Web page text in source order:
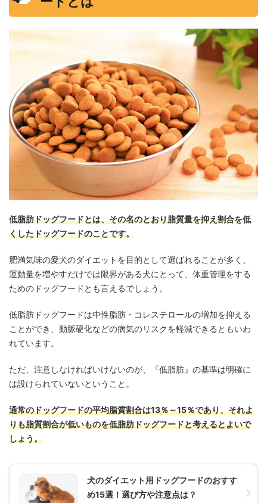
低脂肪ドッグフードとは、その名のとおり脂質量を抑え割合を低
くしたドッグフードのことです。
肥満気味の愛犬のダイエットを目的として選ばれることが多く、
運動量を増やすだけでは限界がある犬にとって、体重管理をする
ためのドッグフードとも言えるでしょう。
低脂肪ドッグフードは中性脂肪・コレステロールの増加を抑える
ことができ、動脈硬化などの病気のリスクを軽減できるともいわ
れています。
ただ、注意しなければいけないのが、『低脂肪』の基準は明確に
は設けられていないということ。
通常のドッグフードの平均脂質割合は13％～15％であり、それよ
りも脂質割合が低いものを低脂肪ドッグフードと考えるとよいで
しょう。
犬のダイエット用ドッグフードのおすす
め15選！選び方や注意点は？